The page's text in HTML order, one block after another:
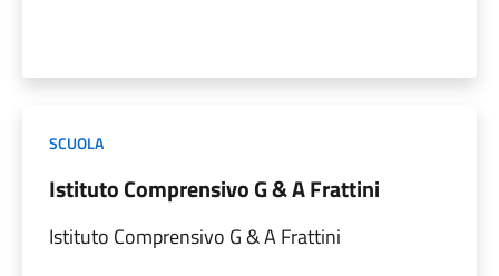
SCUOLA
Istituto Comprensivo G & A Frattini
Istituto Comprensivo G & A Frattini